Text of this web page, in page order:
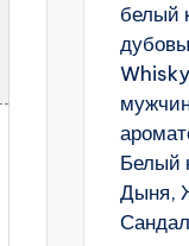
белый
Белый
Дыня,